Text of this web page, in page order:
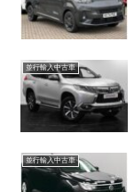
並行輸入中古車
並行輸入中古車